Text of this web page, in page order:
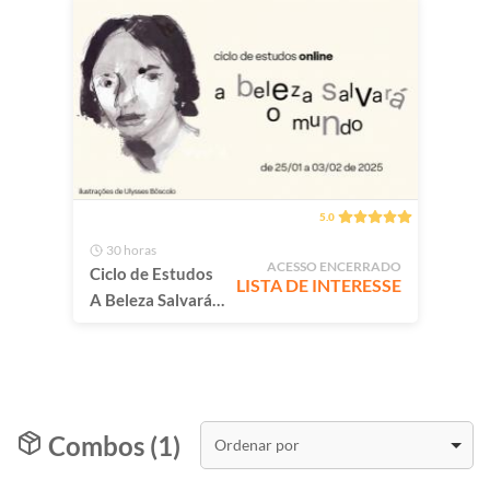
básica
5.0
30 horas
Ciclo de Estudos
A Beleza Salvará o
ACESSO ENCERRADO
LISTA DE INTERESSE
Combos (1) Ordenar por